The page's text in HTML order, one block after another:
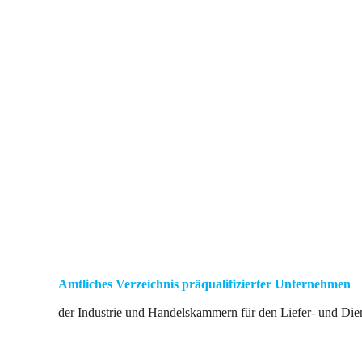
Amtliches Verzeichnis präqualifizierter Unternehmen
der Industrie und Handelskammern für den Liefer- und